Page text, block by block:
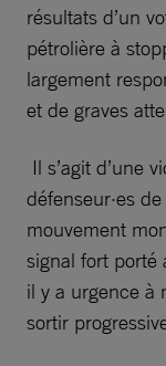
résultats d’un
pétrolière à
largement
et de graves
Il s’agit d’une
défenseur·es
mouvement
signal fort porté
il y a urgence à
sortir